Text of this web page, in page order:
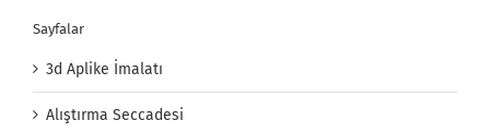
Sayfalar
3d Aplike İmalatı
Alıştırma Seccadesi